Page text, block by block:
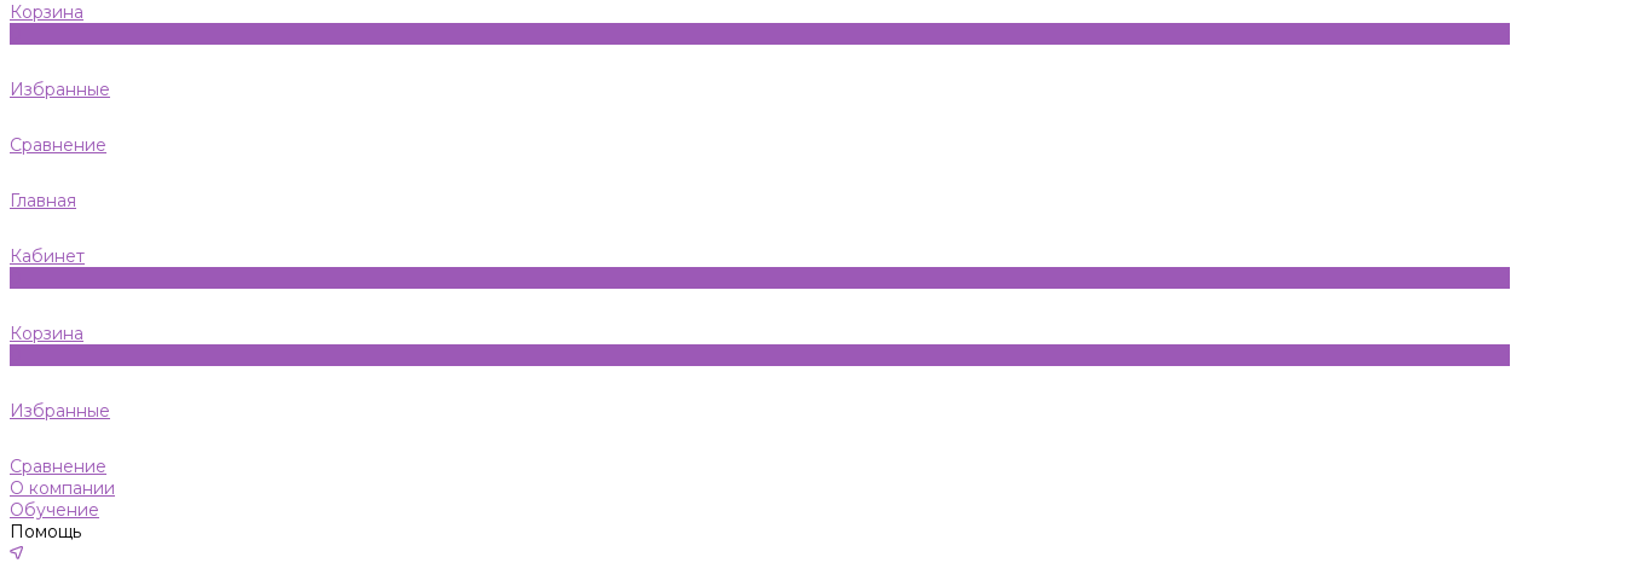
Корзина
Избранные
Сравнение
Главная
Кабинет
Корзина
Избранные
Сравнение
О компании
Обучение
Помощь